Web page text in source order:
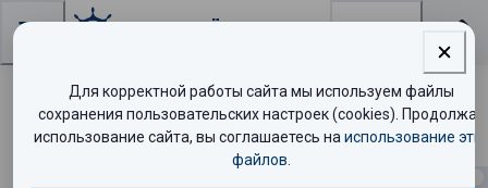
Поиск круизов
Для корректной работы сайта мы используем файлы
сохранения пользовательских настроек (cookies). Продолжая
использование сайта, вы соглашаетесь на использование
файлов